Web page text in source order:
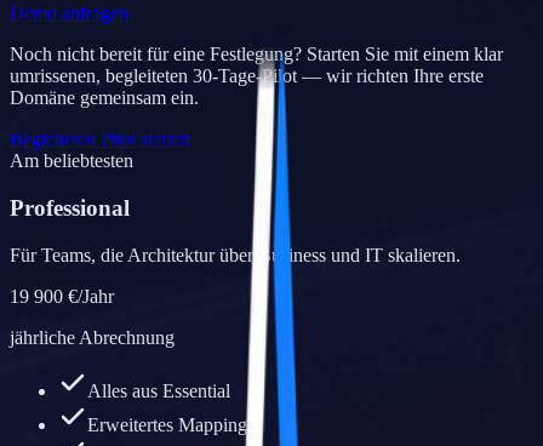
Demo anfragen
Noch nicht bereit für eine Festlegung? Starten Sie mit einem klar
umrissenen, begleiteten 30-Tage-Pilot — wir richten Ihre erste
Domäne gemeinsam ein.
Begleiteten Pilot starten
Am beliebtesten
Professional
Für Teams, die Architektur über Business und IT skalieren.
19 900 €/Jahr
jährliche Abrechnung
Alles aus Essential
Erweitertes Mapping